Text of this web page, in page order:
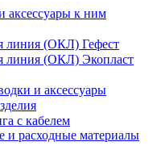
аксессуары к ним
линия (ОКЛ) Гефест
линия (ОКЛ) Экопласт
и аксессуары
с кабелем
и расходные материалы